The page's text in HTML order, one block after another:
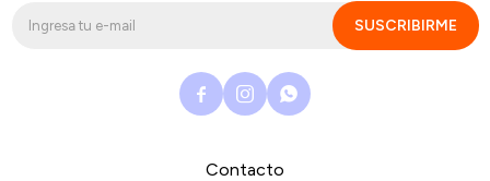
Contacto
SUSCRIBIRME
  